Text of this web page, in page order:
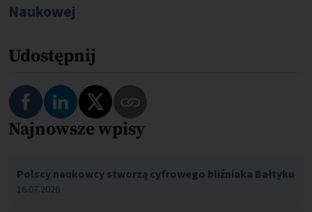
Naukowej
Udostępnij
Najnowsze wpisy
Polscy naukowcy stworzą cyfrowego bliźniaka Bałtyku
16.07.2026